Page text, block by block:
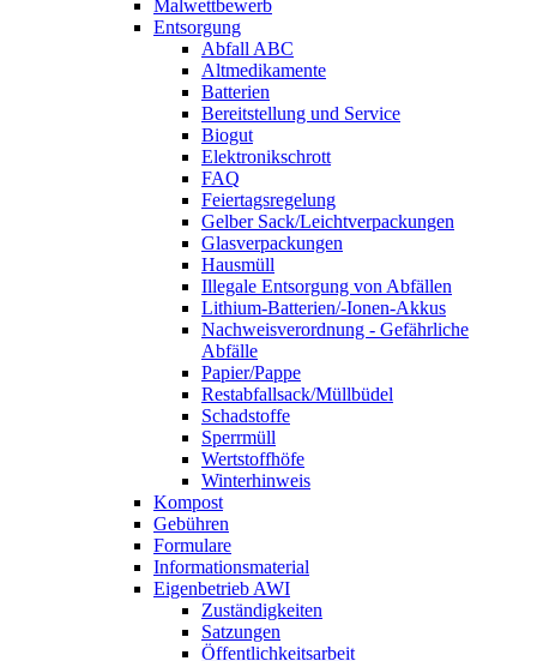
Malwettbewerb
Entsorgung
Abfall ABC
Altmedikamente
Batterien
Bereitstellung und Service
Biogut
Elektronikschrott
FAQ
Feiertagsregelung
Gelber Sack/Leichtverpackungen
Glasverpackungen
Hausmüll
Illegale Entsorgung von Abfällen
Lithium-Batterien/-Ionen-Akkus
Nachweisverordnung - Gefährliche
Abfälle
Papier/Pappe
Restabfallsack/Müllbüdel
Schadstoffe
Sperrmüll
Wertstoffhöfe
Winterhinweis
Kompost
Gebühren
Formulare
Informationsmaterial
Eigenbetrieb AWI
Zuständigkeiten
Satzungen
Öffentlichkeitsarbeit